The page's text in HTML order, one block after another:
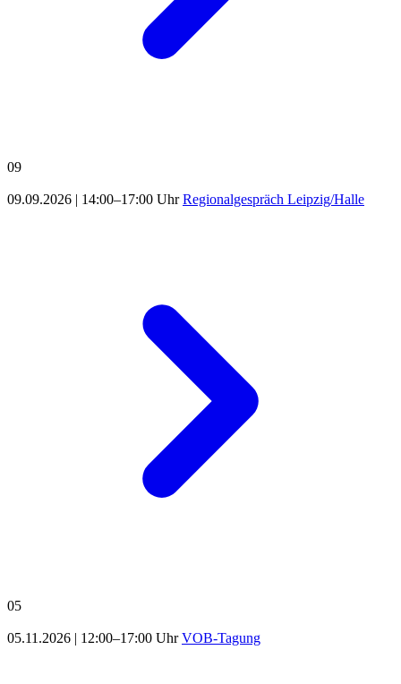
09
09.09.2026 | 14:00–17:00 Uhr Regionalgespräch Leipzig/Halle
05
05.11.2026 | 12:00–17:00 Uhr VOB-Tagung